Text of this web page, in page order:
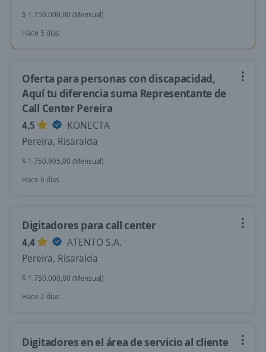
$ 1.750.000,00 (Mensual)
Hace 5 días
Oferta para personas con discapacidad,
Aquí tu diferencia suma Representante de
Call Center Pereira
4,5
KONECTA
Pereira, Risaralda
$ 1.750.905,00 (Mensual)
Hace 6 días
Digitadores para call center
4,4
ATENTO S.A.
Pereira, Risaralda
$ 1.750.000,00 (Mensual)
Hace 2 días
Digitadores en el área de servicio al cliente